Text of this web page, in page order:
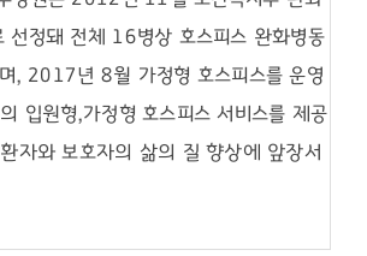
선정돼 전체
16병상 호스피스 완화병동
, 2017년 8월 가정형 호스피스를 운영
입원형,가정형 호스피스 서비스를 제공
자와 보호자의 삶의 질 향상에 앞장서